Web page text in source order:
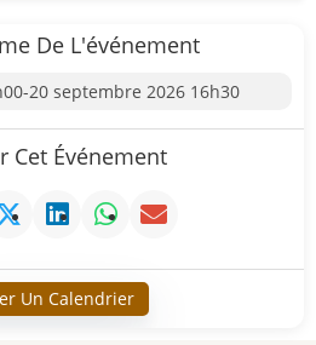
De L'événement
20 septembre 2026 16h30
Cet Événement
Un Calendrier